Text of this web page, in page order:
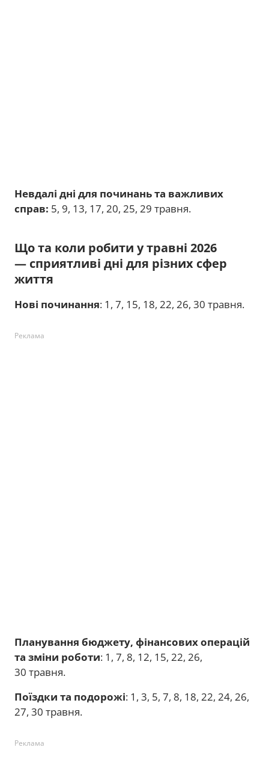
Невдалі дні для починань та важливих
справ: 5, 9, 13, 17, 20, 25, 29 травня.
Що та коли робити у травні 2026
— сприятливі дні для різних сфер
життя
Нові починання: 1, 7, 15, 18, 22, 26, 30 травня.
Реклама
Планування бюджету, фінансових операцій
та зміни роботи: 1, 7, 8, 12, 15, 22, 26,
30 травня.
Поїздки та подорожі: 1, 3, 5, 7, 8, 18, 22, 24, 26,
27, 30 травня.
Реклама